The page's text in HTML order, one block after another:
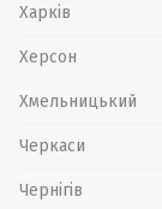
Харків
Херсон
Хмельницький
Черкаси
Чернігів